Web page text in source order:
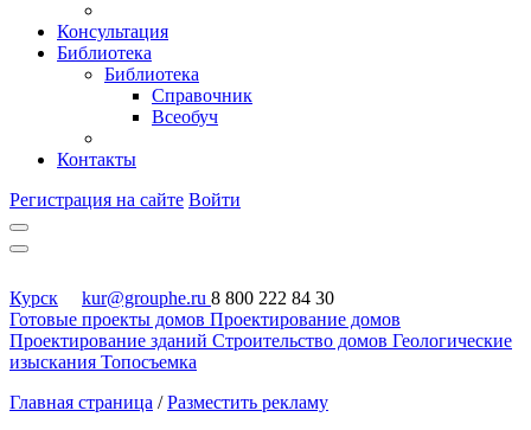
Консультация
Библиотека
Библиотека
Справочник
Всеобуч
Контакты
Регистрация на сайте Войти
Курск kur@grouphe.ru 8 800 222 84 30
Готовые проекты домов Проектирование домов
Проектирование зданий Строительство домов Геологические
изыскания Топосъемка
Главная страница / Разместить рекламу